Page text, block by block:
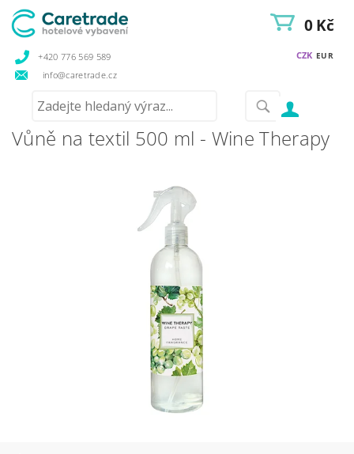
+420 776 569 589
info@caretrade.cz
CZK EUR
0 Kč
Vůně na textil 500 ml - Wine Therapy